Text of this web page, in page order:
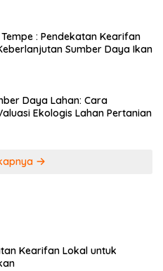
: Pendekatan Kearifan
Sumber Daya Ikan
Daya Lahan: Cara
Ekologis Lahan Pertanian
Kearifan Lokal untuk